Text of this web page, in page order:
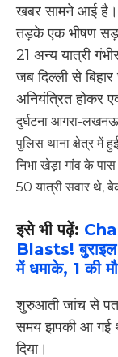
खबर सामने आई
तड़के एक भीषण
21 अन्य यात्री
जब दिल्ली से
अनियंत्रित होकर
दुर्घटना आगरा-
पुलिस थाना क्षेत्र में
निभा खेड़ा गांव के
50 यात्री सवार थे,
इसे भी पढ़ें:
Blasts!
में धमाके, 1 की
शुरुआती जांच से
समय झपकी आ गई
दिया।